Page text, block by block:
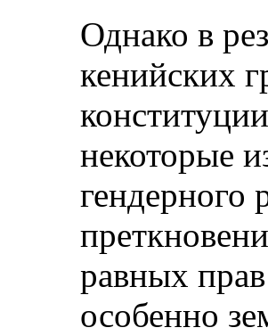
Однако в
кенийских
некоторые
гендерного
равных
особенно